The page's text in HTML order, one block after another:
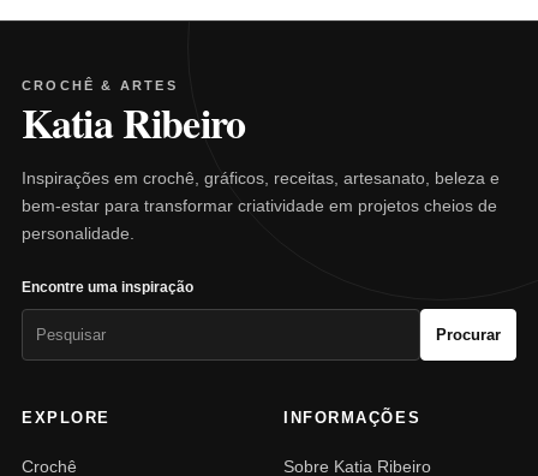
CROCHÊ & ARTES
Katia Ribeiro
Inspirações em crochê, gráficos, receitas, artesanato, beleza e
bem-estar para transformar criatividade em projetos cheios de
personalidade.
Encontre uma inspiração
Procurar
EXPLORE
Crochê
INFORMAÇÕES
Sobre Katia Ribeiro